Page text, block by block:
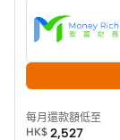
每月還款額低至
HK$ 2,527